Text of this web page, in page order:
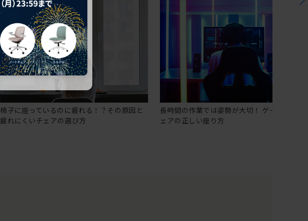
椅子に座っているのに疲れる！？その原因と
疲れにくいチェアの選び方
長時間の作業では姿勢が大切！ ゲーミングチ
ェアの正しい座り方